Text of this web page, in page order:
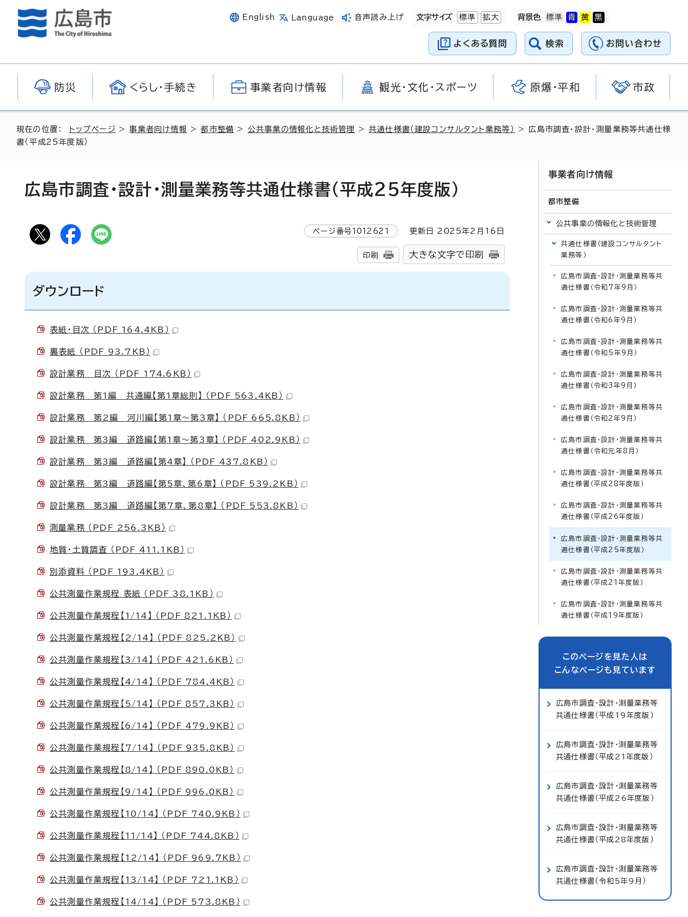
English Language 音声読み上げ 文字サイズ 標準 拡大 背景色
よくある質問 検索 お問い合わせ
防災 くらし・手続き 事業者向け情報 観光・文化・スポーツ 原爆・平和 市政
現在の位置： トップページ >事業者向け情報 >都市整備 > 公共事業の情報化と技術管理 >共通仕様書（建設コンサルタント業務等）
> 広島市調査・設計・測量業務等共通仕様
書（平成25年度版）
広島市調査・設計・測量業務等共通仕様書（平成25年度版）
ページ番号1012621 更新日 2025年2月 16 日
印刷 大きな文字で印刷
ダウンロード
表紙・目次 （PDF 164.4KB）
裏表紙 （PDF 93.7KB）
設計業務 目次 （PDF 174.6KB）
設計業務 第1編 共通編【第1章総則】 （PDF 563.4KB）
設計業務 第2編 河川編【第1章～第3章】 （PDF 665.8KB）
設計業務 第3編 道路編【第1章～第3章】 （PDF 402.9KB）
設計業務 第3編 道路編【第4章】 （PDF 437.8KB）
設計業務 第3編 道路編【第5章、第6章】 （PDF 539.2KB）
設計業務 第3編 道路編【第7章、第8章】 （PDF 553.8KB）
測量業務 （PDF 256.3KB）
地質・土質調査 （PDF 411.1KB）
別添資料 （PDF 193.4KB）
公共測量作業規程 表紙 （PDF 38.1KB）
公共測量作業規程【1/14】 （PDF 821.1KB）
公共測量作業規程【2/14】 （PDF 825.2KB）
公共測量作業規程【3/14】 （PDF 421.6KB）
公共測量作業規程【4/14】 （PDF 784.4KB）
公共測量作業規程【5/14】 （PDF 857.3KB）
公共測量作業規程【6/14】 （PDF 479.9KB）
公共測量作業規程【7/14】 （PDF 935.8KB）
公共測量作業規程【8/14】 （PDF 890.0KB）
公共測量作業規程【9/14】 （PDF 996.0KB）
公共測量作業規程【10/14】 （PDF 740.9KB）
公共測量作業規程【11/14】 （PDF 744.8KB）
公共測量作業規程【12/14】 （PDF 969.7KB）
公共測量作業規程【13/14】 （PDF 721.1KB）
公共測量作業規程【14/14】 （PDF 573.8KB）
事業者向け情報
都市整備
公共事業の情報化と技術管理
共通仕様書（建設コンサルタント
業務等）
広島市調査・設計・測量業務等共
通仕様書（令和7年9月）
広島市調査・設計・測量業務等共
通仕様書（令和6年9月）
広島市調査・設計・測量業務等共
通仕様書（令和5年9月）
広島市調査・設計・測量業務等共
通仕様書（令和3年9月）
広島市調査・設計・測量業務等共
通仕様書（令和2年9月）
広島市調査・設計・測量業務等共
通仕様書（令和元年8月）
広島市調査・設計・測量業務等共
通仕様書（平成28年度版）
広島市調査・設計・測量業務等共
通仕様書（平成26年度版）
広島市調査・設計・測量業務等共
通仕様書（平成25年度版）
広島市調査・設計・測量業務等共
通仕様書（平成21年度版）
広島市調査・設計・測量業務等共
通仕様書（平成19年度版）
このページを見た人は
こんなページも見ています
広島市調査・設計・測量業務等
共通仕様書（平成19年度版）
広島市調査・設計・測量業務等
共通仕様書（平成21年度版）
広島市調査・設計・測量業務等
共通仕様書（平成26年度版）
広島市調査・設計・測量業務等
共通仕様書（平成28年度版）
広島市調査・設計・測量業務等
共通仕様書（令和5年9月）